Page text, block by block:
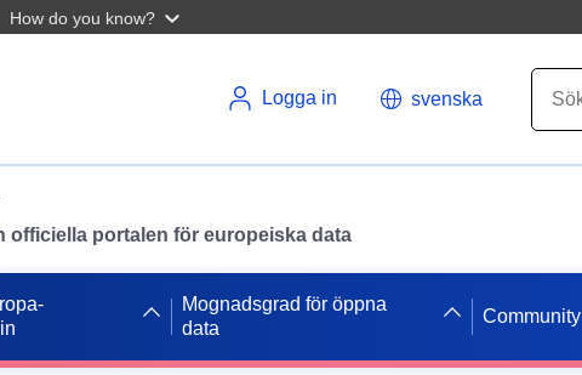
How do you know?
Logga in svenska
officiella portalen för europeiska data
Mognadsgrad för öppna
data
Community